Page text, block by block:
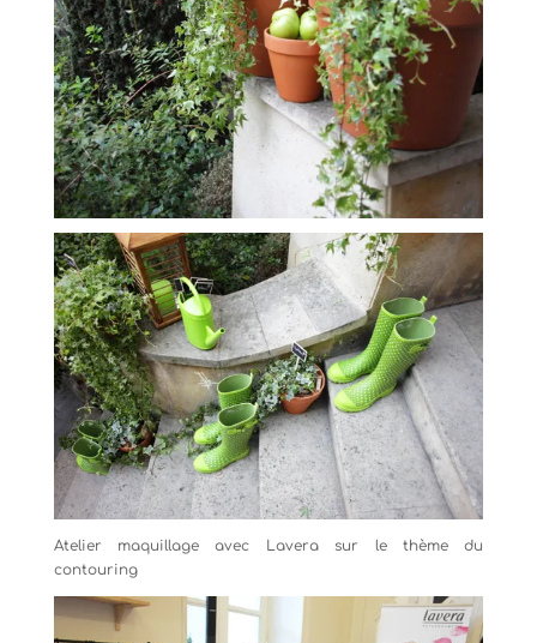
Atelier maquillage avec Lavera sur le thème du
contouring